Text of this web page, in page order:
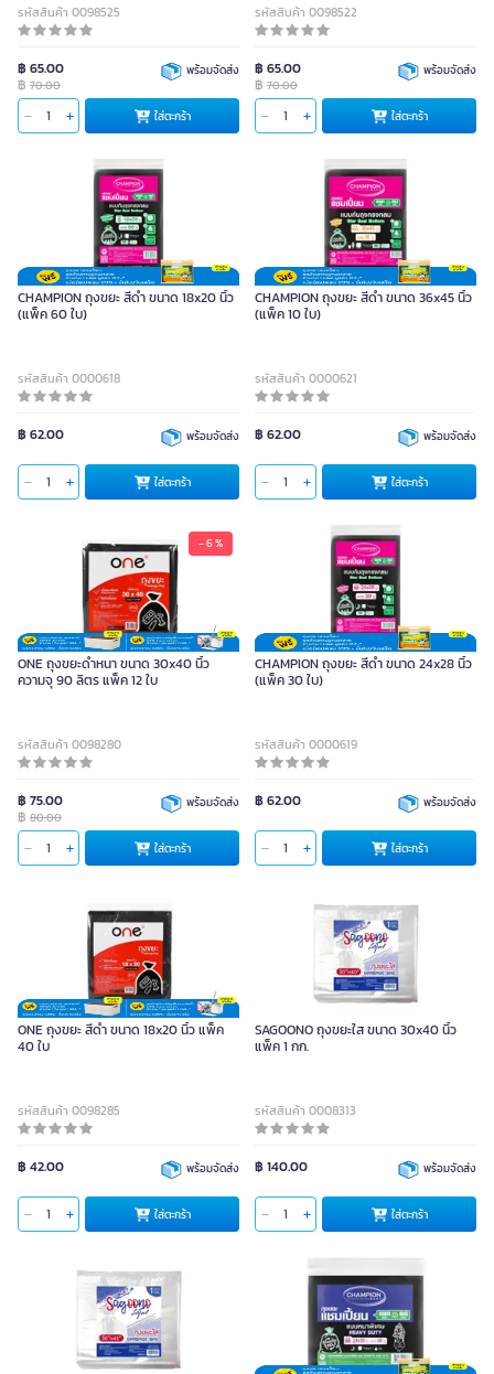
รหัสสินค้า 0098525
฿ 65.00
฿ 70.00
พร้อมจัดส่ง
ใส่ตะกร้า
รหัสสินค้า 0098522
฿ 65.00
฿ 70.00
พร้อมจัดส่ง
ใส่ตะกร้า
CHAMPION ถุงขยะ สีดำ ขนาด 18x20 นิ้ว
(แพ็ค 60 ใบ)
รหัสสินค้า 0000618
฿ 62.00 พร้อมจัดส่ง
ใส่ตะกร้า
CHAMPION ถุงขยะ สีดำ ขนาด 36x45 นิ้ว
(แพ็ค 10 ใบ)
รหัสสินค้า 0000621
฿ 62.00 พร้อมจัดส่ง
ใส่ตะกร้า
- 6 %
ONE ถุงขยะดำหนา ขนาด 30x40 นิ้ว
ความจุ 90 ลิตร แพ็ค 12 ใบ
รหัสสินค้า 0098280
฿ 75.00
฿ 80.00
พร้อมจัดส่ง
ใส่ตะกร้า
CHAMPION ถุงขยะ สีดำ ขนาด 24x28 นิ้ว
(แพ็ค 30 ใบ)
รหัสสินค้า 0000619
฿ 62.00 พร้อมจัดส่ง
ใส่ตะกร้า
ONE ถุงขยะ สีดำ ขนาด 18x20 นิ้ว แพ็ค
40 ใบ
รหัสสินค้า 0098285
฿ 42.00 พร้อมจัดส่ง
ใส่ตะกร้า
SAGOONO ถุงขยะใส ขนาด 30x40 นิ้ว
แพ็ค 1 กก.
รหัสสินค้า 0008313
฿ 140.00 พร้อมจัดส่ง
ใส่ตะกร้า